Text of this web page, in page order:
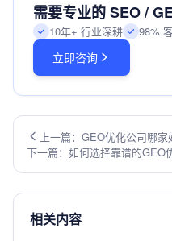
需要专业的 SEO /
10年+ 行业深耕 98%
立即咨询
上一篇：GEO优化公司哪
下一篇：如何选择靠谱的GEO
相关内容